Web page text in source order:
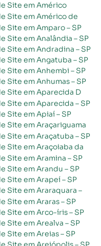
Site em Amparo – SP
Site em Analândia – SP
Site em Andradina – SP
Site em Angatuba – SP
Site em Anhembi – SP
Site em Anhumas – SP
Site em Aparecida – SP
Site em Apiaí – SP
Site em Araçatuba – SP
Site em Aramina – SP
Site em Arandu – SP
Site em Arapeí – SP
Site em Araras – SP
Site em Arco-íris – SP
Site em Arealva – SP
Site em Areias – SP